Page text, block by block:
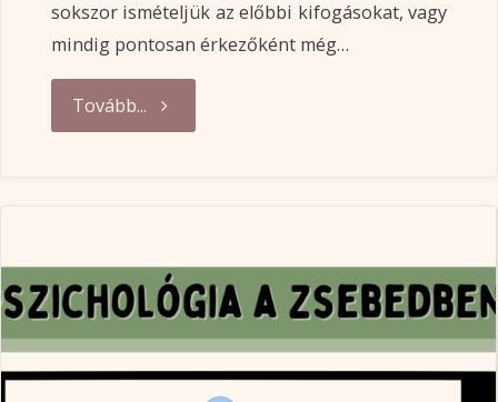
sokszor ismételjük az előbbi kifogásokat, vagy
mindig pontosan érkezőként még…
Tovább... "Elnézést
meg
tudom
magyarázni!